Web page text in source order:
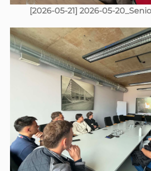
[2026-05-21] 2026-05-